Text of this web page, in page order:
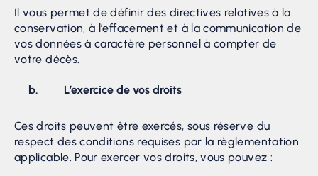
Il vous permet de définir des directives relatives à la
conservation, à l’effacement et à la communication de
vos données à caractère personnel à compter de
votre décès.
b. L’exercice de vos droits
Ces droits peuvent être exercés, sous réserve du
respect des conditions requises par la règlementation
applicable. Pour exercer vos droits, vous pouvez :